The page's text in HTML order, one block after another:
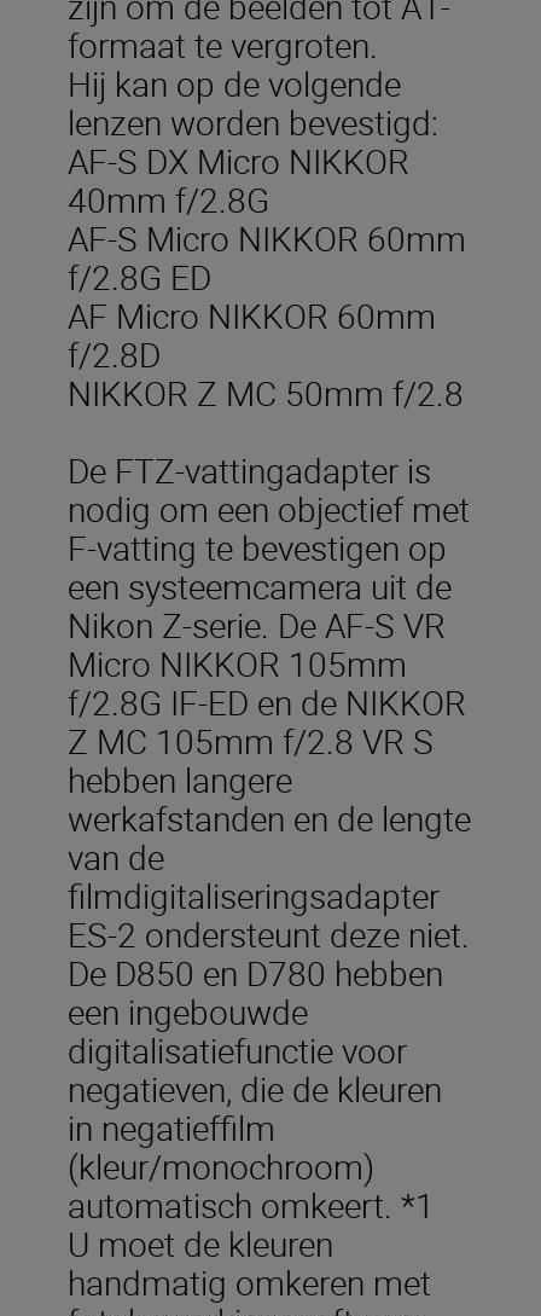
formaat te vergroten.
Hij kan op de volgende
lenzen worden bevestigd:
AF-S DX Micro NIKKOR
40mm f/2.8G
AF-S Micro NIKKOR 60mm
f/2.8G ED
AF Micro NIKKOR 60mm
f/2.8D
NIKKOR Z MC 50mm f/2.8
De FTZ-vattingadapter is
nodig om een objectief met
F-vatting te bevestigen op
een systeemcamera uit de
Nikon Z-serie. De AF-S VR
Micro NIKKOR 105mm
f/2.8G IF-ED en de NIKKOR
Z MC 105mm f/2.8 VR S
hebben langere
werkafstanden en de lengte
van de
filmdigitaliseringsadapter
ES-2 ondersteunt deze niet.
De D850 en D780 hebben
een ingebouwde
digitalisatiefunctie voor
negatieven, die de kleuren
in negatieffilm
(kleur/monochroom)
automatisch omkeert. *1
U moet de kleuren
handmatig omkeren met